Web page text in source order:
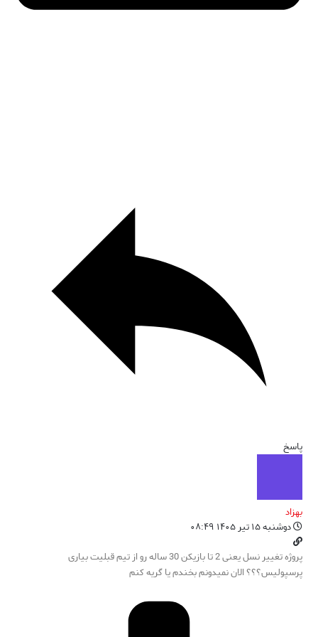
پاسخ
بهزاد
دوشنبه ۱۵ تیر ۱۴۰۵ ۰۸:۴۹
پروژه تغییر نسل یعنی 2 تا بازیکن 30 ساله رو از تیم قبلیت بیاری
پرسپولیس؟؟؟ الان نمیدونم بخندم یا گریه کنم